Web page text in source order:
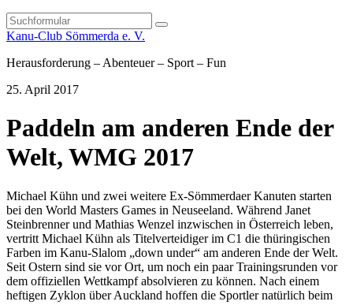
Search
Kanu-Club Sömmerda e. V.
Herausforderung – Abenteuer – Sport – Fun
25. April 2017
Paddeln am anderen Ende der
Welt, WMG 2017
Michael Kühn und zwei weitere Ex-Sömmerdaer Kanuten starten
bei den World Masters Games in Neuseeland. Während Janet
Steinbrenner und Mathias Wenzel inzwischen in Österreich leben,
vertritt Michael Kühn als Titelverteidiger im C1 die thüringischen
Farben im Kanu-Slalom „down under“ am anderen Ende der Welt.
Seit Ostern sind sie vor Ort, um noch ein paar Trainingsrunden vor
dem offiziellen Wettkampf absolvieren zu können. Nach einem
heftigen Zyklon über Auckland hoffen die Sportler natürlich beim